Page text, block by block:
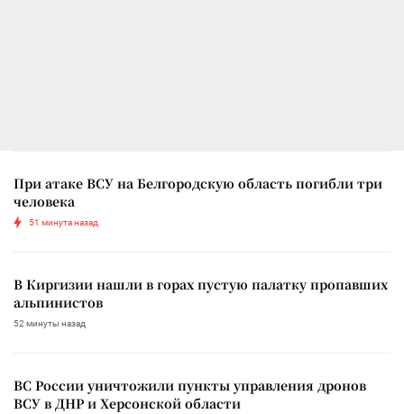
При атаке ВСУ на Белгородскую область погибли три
человека
51 минута назад
В Киргизии нашли в горах пустую палатку пропавших
альпинистов
52 минуты назад
ВС России уничтожили пункты управления дронов
ВСУ в ДНР и Херсонской области